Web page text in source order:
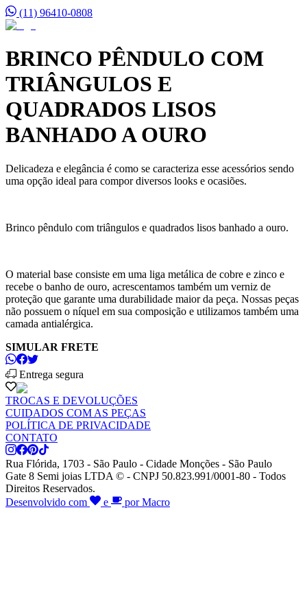
(11) 96410-0808
BRINCO PÊNDULO COM
TRIÂNGULOS E
QUADRADOS LISOS
BANHADO A OURO
Delicadeza e elegância é como se caracteriza esse acessórios sendo
uma opção ideal para compor diversos looks e ocasiões.
Brinco pêndulo com triângulos e quadrados lisos banhado a ouro.
O material base consiste em uma liga metálica de cobre e zinco e
recebe o banho de ouro, acrescentamos também um verniz de
proteção que garante uma durabilidade maior da peça. Nossas peças
não possuem o níquel em sua composição e utilizamos também uma
camada antialérgica.
SIMULAR FRETE
Entrega segura
TROCAS E DEVOLUÇÕES
CUIDADOS COM AS PEÇAS
POLÍTICA DE PRIVACIDADE
CONTATO
Rua Flórida, 1703 - São Paulo - Cidade Monções - São Paulo
Gate 8 Semi joias LTDA © - CNPJ 50.823.991/0001-80 - Todos
Direitos Reservados.
Desenvolvido com
e por Macro